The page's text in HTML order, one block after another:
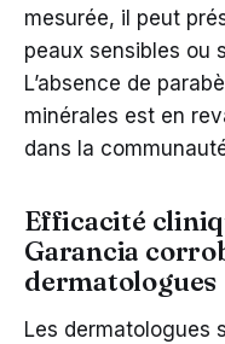
mesurée, il peut
peaux sensibles ou
L’absence de
minérales est en
dans la
Efficacité
Garancia
dermatologues
Les dermatologues